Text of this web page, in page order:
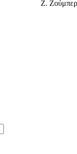
Ζ. Ζούμπερ